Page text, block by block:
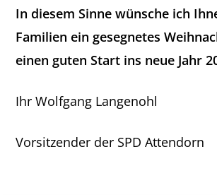
In diesem Sinne wünsche ich
Familien ein gesegnetes
einen guten Start ins neue Jahr
Ihr Wolfgang Langenohl
Vorsitzender der SPD Attendorn